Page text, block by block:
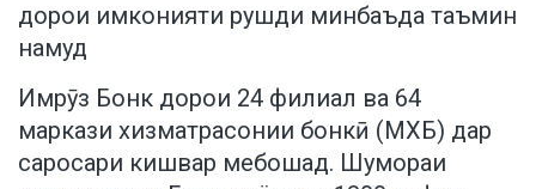
дорои имконияти рушди минбаъда таъмин
намуд
Имрӯз Бонк дорои 24 филиал ва 64
маркази хизматрасонии бонкӣ (МХБ) дар
саросари кишвар мебошад. Шумораи